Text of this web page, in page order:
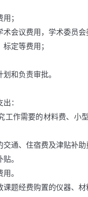
；
术会议费用，学术委员会
定等费用；
和负责审批。
：
工作需要的材料费、
交通、住宿费及津贴补
。
。
题经费购置的仪器、材